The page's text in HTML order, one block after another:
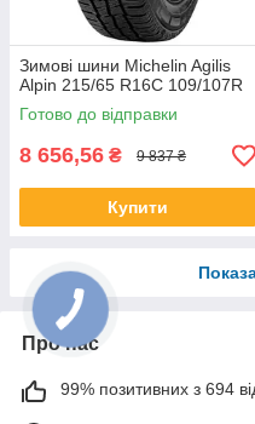
Зимові шини Michelin Agilis
Alpin 215/65 R16C 109/107R
Готово до відправки
8 656,56 ₴ 9 837 ₴
Купити
Про нас
99% позитивних з 694